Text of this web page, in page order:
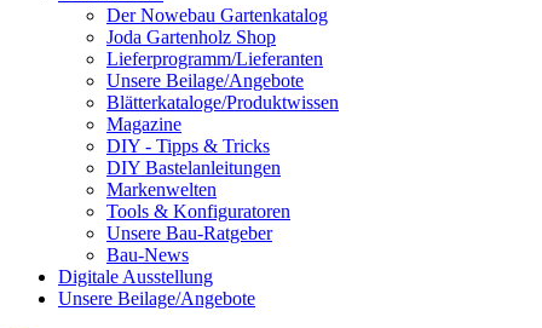
Der Nowebau Gartenkatalog
Joda Gartenholz Shop
Lieferprogramm/Lieferanten
Unsere Beilage/Angebote
Blätterkataloge/Produktwissen
Magazine
DIY - Tipps & Tricks
DIY Bastelanleitungen
Markenwelten
Tools & Konfiguratoren
Unsere Bau-Ratgeber
Bau-News
Digitale Ausstellung
Unsere Beilage/Angebote